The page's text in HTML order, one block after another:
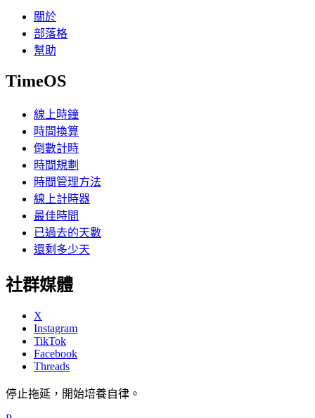
關於
部落格
幫助
TimeOS
線上時鐘
時間換算
倒數計時
時間規劃
時間管理方法
線上計時器
最佳時間
已過去的天數
還剩多少天
社群媒體
X
Instagram
TikTok
Facebook
Threads
停止拖延，開始培養自律。